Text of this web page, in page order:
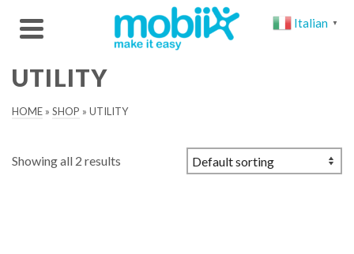
UTILITY
HOME » SHOP » UTILITY
Showing all 2 results
Italian ▼